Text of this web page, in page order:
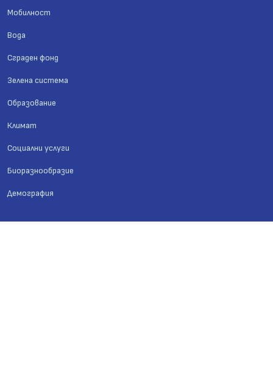
Мобилност
Вода
Сграден фонд
Зелена система
Образование
Климат
Социални услуги
Биоразнообразие
Демография